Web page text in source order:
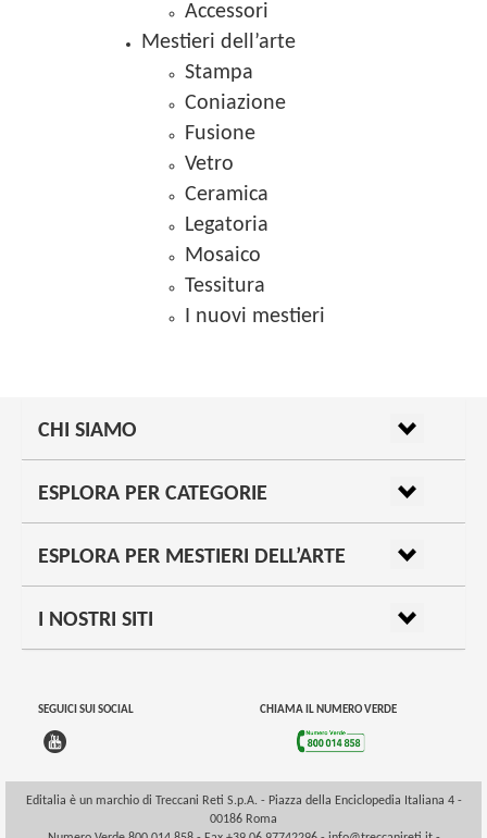
Accessori
Mestieri dell’arte
Stampa
Coniazione
Fusione
Vetro
Ceramica
Legatoria
Mosaico
Tessitura
I nuovi mestieri
CHI SIAMO
ESPLORA PER CATEGORIE
ESPLORA PER MESTIERI DELL’ARTE
I NOSTRI SITI
SEGUICI SUI SOCIAL CHIAMA IL NUMERO VERDE
Editalia è un marchio di Treccani Reti S.p.A. - Piazza della Enciclopedia Italiana 4 -
00186 Roma